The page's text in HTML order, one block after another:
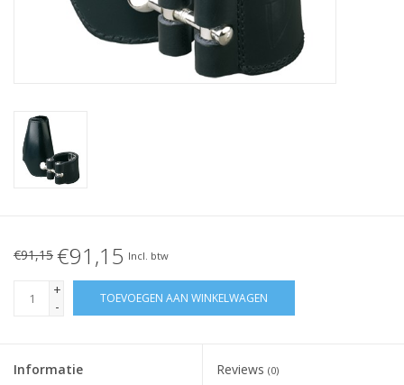
€91,15 €91,15 Incl. btw
+
-
TOEVOEGEN AAN WINKELWAGEN
Informatie Reviews (0)